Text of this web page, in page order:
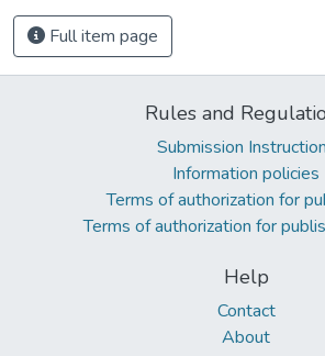
Full item page
Rules and
Submission
Information policies
Terms of authorization for
Terms of authorization for
Help
Contact
About